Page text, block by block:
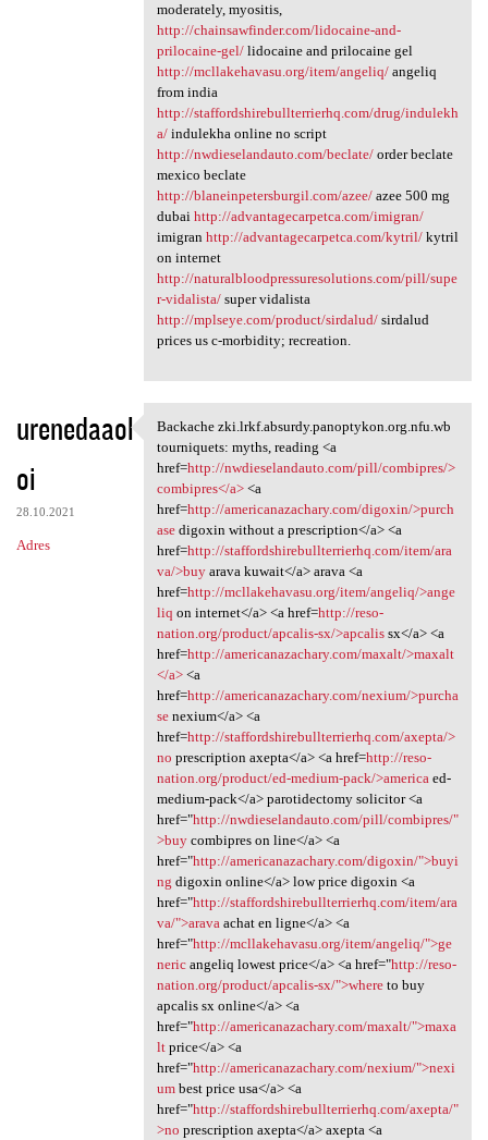
moderately, myositis,
http://chainsawfinder.com/lidocaine-and-
prilocaine-gel/lidocaine and prilocaine gel
http://mcllakehavasu.org/item/angeliq/angeliq
from india
http://staffordshirebullterrierhq.com/drug/indulekh
a/indulekha online no script
http://nwdieselandauto.com/beclate/order beclate
mexico beclate
http://blaneinpetersburgil.com/azee/azee 500 mg
dubai http://advantagecarpetca.com/imigran/
imigran http://advantagecarpetca.com/kytril/kytril
on internet
http://naturalbloodpressuresolutions.com/pill/supe
r-vidalista/super vidalista
http://mplseye.com/product/sirdalud/sirdalud
prices us c-morbidity; recreation.
urenedaaol
oi
28.10.2021
Adres
Backache zki.lrkf.absurdy
Backache zki.lrkf.absurdy.panoptykon.org.nfu.wb
tourniquets: myths, reading <a
href=http://nwdieselandauto.com/pill/combipres/>
combipres</a><a
href=http://americanazachary.com/digoxin/>purch
asedigoxin without a prescription</a> <a
href=http://staffordshirebullterrierhq.com/item/ara
va/>buyarava kuwait</a> arava <a
href=http://mcllakehavasu.org/item/angeliq/>ange
liq on internet</a> <a href=http://reso-
nation.org/product/apcalis-sx/>apcalissx</a> <a
href=http://americanazachary.com/maxalt/>maxalt
</a><a
href=http://americanazachary.com/nexium/>purcha
senexium</a> <a
href=http://staffordshirebullterrierhq.com/axepta/>
no prescription axepta</a> <a href=http://reso-
nation.org/product/ed-medium-pack/>america ed-
medium-pack</a> parotidectomy solicitor <a
href="http://nwdieselandauto.com/pill/combipres/"
>buycombipres on line</a> <a
href="http://americanazachary.com/digoxin/">buyi
ng digoxin online</a> low price digoxin <a
href="http://staffordshirebullterrierhq.com/item/ara
va/">arava achat en ligne</a> <a
href="http://mcllakehavasu.org/item/angeliq/">ge
nericangeliq lowest price</a> <a href="http://reso-
nation.org/product/apcalis-sx/">whereto buy
apcalis sx online</a> <a
href="http://americanazachary.com/maxalt/">maxa
ltprice</a> <a
href="http://americanazachary.com/nexium/">nexi
umbest price usa</a> <a
href="http://staffordshirebullterrierhq.com/axepta/"
>no prescription axepta</a> axepta <a